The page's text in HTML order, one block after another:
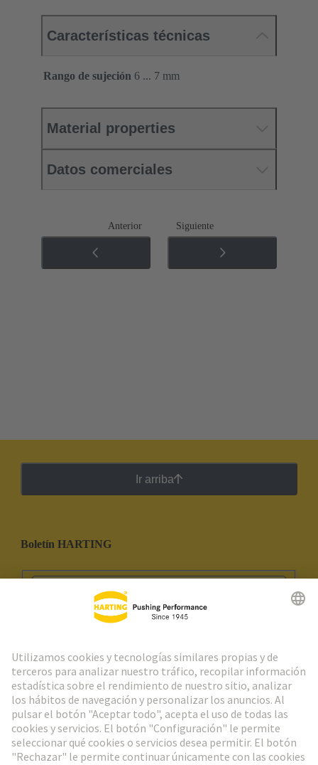
Características técnicas
Rango de sujeción 6 ... 7 mm
Material properties
Datos comerciales
Anterior Siguiente
Ir arriba
Boletín HARTING
Ir al registro
Social Media